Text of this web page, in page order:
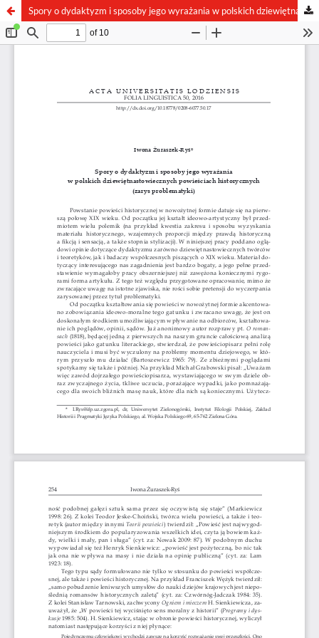
Spory o dydaktyzm i sposoby jego wyrażania w polskich dziewiętnastowiecznych powieściach historycznych (zarys problematyki)